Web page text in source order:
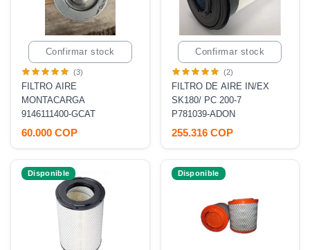
Confirmar stock
(3)
FILTRO AIRE
MONTACARGA
9146111400-GCAT
60.000 COP
Confirmar stock
(2)
FILTRO DE AIRE IN/EX
SK180/ PC 200-7
P781039-ADON
255.316 COP
Disponible Disponible